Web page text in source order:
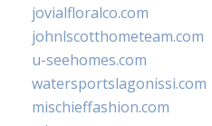
jovialfloralco.com
johnlscotthometeam.com
u-seehomes.com
watersportslagonissi.com
mischieffashion.com